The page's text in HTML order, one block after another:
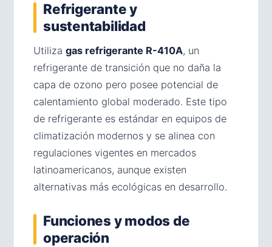
Refrigerante y
sustentabilidad
Utiliza gas refrigerante R-410A, un
refrigerante de transición que no daña la
capa de ozono pero posee potencial de
calentamiento global moderado. Este tipo
de refrigerante es estándar en equipos de
climatización modernos y se alinea con
regulaciones vigentes en mercados
latinoamericanos, aunque existen
alternativas más ecológicas en desarrollo.
Funciones y modos de
operación